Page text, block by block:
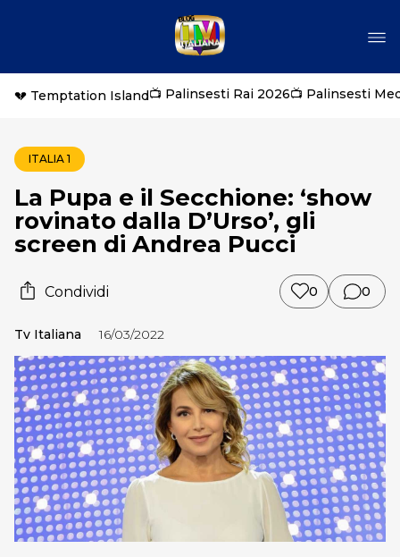
💔 Temptation Island📺 Palinsesti Rai 2026📺 Palinsesti
ITALIA 1
La Pupa e il Secchione: ‘show
rovinato dalla D’Urso’, gli
screen di Andrea Pucci
Condividi 0 0
Tv Italiana 16/03/2022